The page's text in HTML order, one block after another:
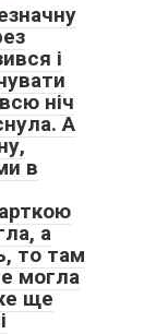
і
ніч
А
в
а
то там
могла
ще